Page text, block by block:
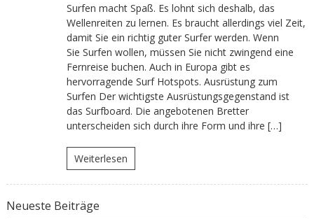
Surfen macht Spaß. Es lohnt sich deshalb, das
Wellenreiten zu lernen. Es braucht allerdings viel Zeit,
damit Sie ein richtig guter Surfer werden. Wenn
Sie Surfen wollen, müssen Sie nicht zwingend eine
Fernreise buchen. Auch in Europa gibt es
hervorragende Surf Hotspots. Ausrüstung zum
Surfen Der wichtigste Ausrüstungsgegenstand ist
das Surfboard. Die angebotenen Bretter
unterscheiden sich durch ihre Form und ihre […]
Weiterlesen
Neueste Beiträge